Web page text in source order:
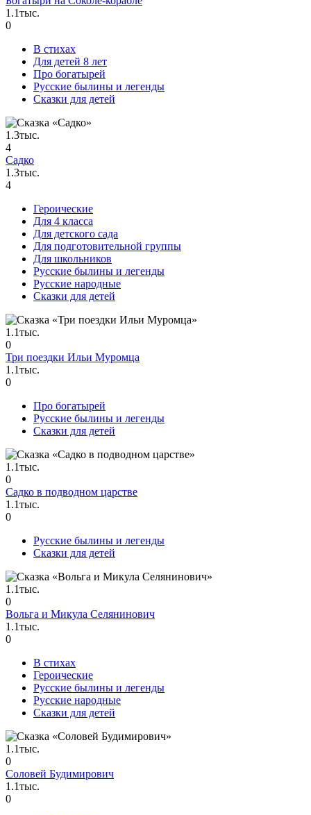
1.1тыс.
0
В стихах
Для детей 8 лет
Про богатырей
Русские былины и легенды
Сказки для детей
1.3тыс.
4
Садко
1.3тыс.
4
Героические
Для 4 класса
Для детского сада
Для подготовительной группы
Для школьников
Русские былины и легенды
Русские народные
Сказки для детей
1.1тыс.
0
Три поездки Ильи Муромца
1.1тыс.
0
Про богатырей
Русские былины и легенды
Сказки для детей
1.1тыс.
0
Садко в подводном царстве
1.1тыс.
0
Русские былины и легенды
Сказки для детей
1.1тыс.
0
Вольга и Микула Селянинович
1.1тыс.
0
В стихах
Героические
Русские былины и легенды
Русские народные
Сказки для детей
1.1тыс.
0
Соловей Будимирович
1.1тыс.
0